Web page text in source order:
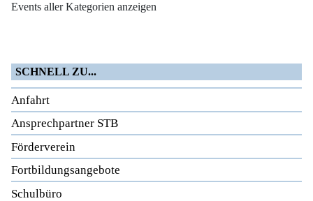
Events aller Kategorien anzeigen
SCHNELL ZU...
Anfahrt
Ansprechpartner STB
Förderverein
Fortbildungsangebote
Schulbüro